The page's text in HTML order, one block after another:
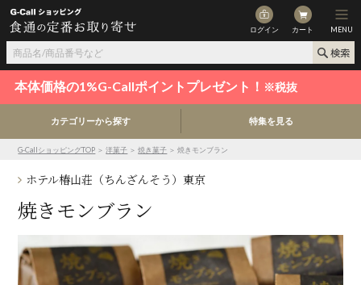
ログイン カート MENU
本体価格の1%G-Callポイントプレゼント！ ※税抜
カテゴリーから探す 特集を見る
G-CallショッピングTOP ＞洋菓子 ＞焼き菓子 ＞ 焼きモンブラン
ホテル椿山荘（ちんざんそう）東京
焼きモンブラン